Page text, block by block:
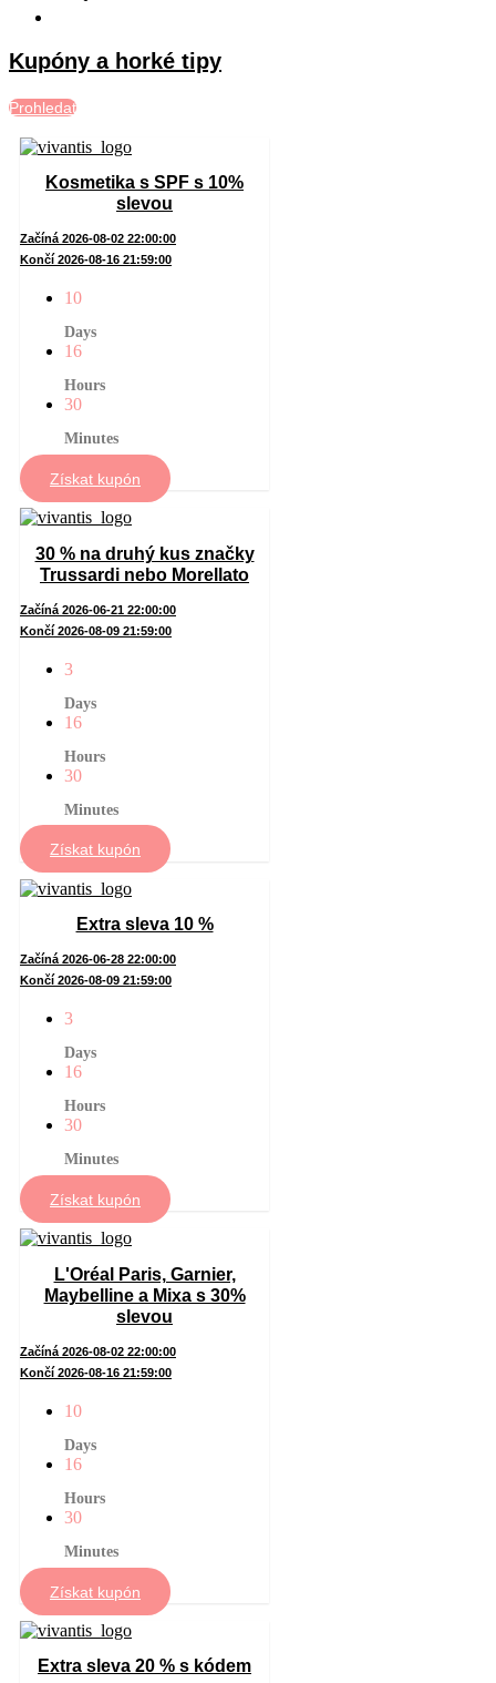
Kupóny a horké tipy
Prohledat
Kosmetika s SPF s 10%
slevou
Začíná 2026-08-02 22:00:00
Končí 2026-08-16 21:59:00
10
Days
16
Hours
30
Minutes
Získat kupón
30 % na druhý kus značky
Trussardi nebo Morellato
Začíná 2026-06-21 22:00:00
Končí 2026-08-09 21:59:00
3
Days
16
Hours
30
Minutes
Získat kupón
Extra sleva 10 %
Začíná 2026-06-28 22:00:00
Končí 2026-08-09 21:59:00
3
Days
16
Hours
30
Minutes
Získat kupón
L'Oréal Paris, Garnier,
Maybelline a Mixa s 30%
slevou
Začíná 2026-08-02 22:00:00
Končí 2026-08-16 21:59:00
10
Days
16
Hours
30
Minutes
Získat kupón
Extra sleva 20 % s kódem